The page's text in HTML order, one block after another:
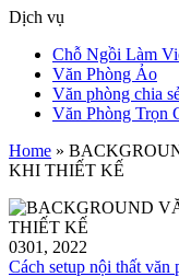
Dịch vụ
Chỗ Ngồi Làm
Văn Phòng Ảo
Văn phòng chia
Văn Phòng Trọn
Home »
KHI THIẾT KẾ
0301, 2022
Cách setup nội thất văn